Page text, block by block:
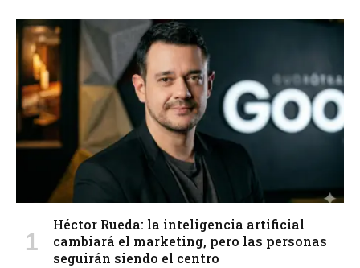
Héctor Rueda: la inteligencia artificial
cambiará el marketing, pero las personas
seguirán siendo el centro